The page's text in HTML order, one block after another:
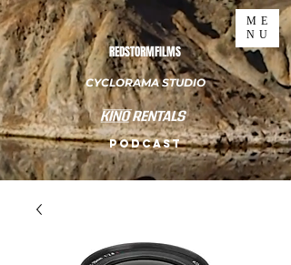
REDSTORMFILMS
CYCLORAMA STUDIO
PODCAST
ME
NU